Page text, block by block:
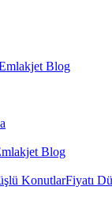
Blog
Blog
KonutlarFiyatı